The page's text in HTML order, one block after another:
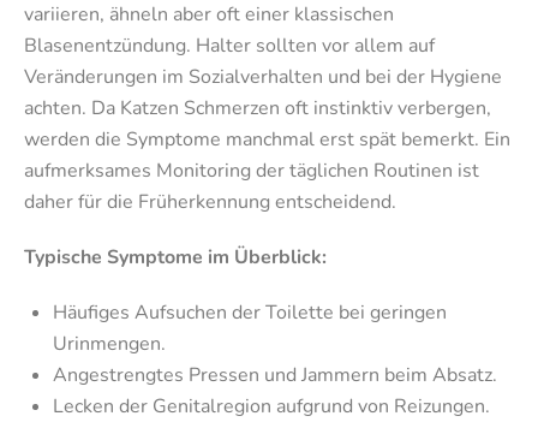
variieren, ähneln aber oft einer klassischen
Blasenentzündung. Halter sollten vor allem auf
Veränderungen im Sozialverhalten und bei der Hygiene
achten. Da Katzen Schmerzen oft instinktiv verbergen,
werden die Symptome manchmal erst spät bemerkt. Ein
aufmerksames Monitoring der täglichen Routinen ist
daher für die Früherkennung entscheidend.
Typische Symptome im Überblick:
Häufiges Aufsuchen der Toilette bei geringen
Urinmengen.
Angestrengtes Pressen und Jammern beim Absatz.
Lecken der Genitalregion aufgrund von Reizungen.